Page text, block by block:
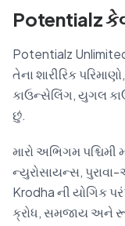
Potentialz
Potentialz
તેના શારીરિક
કાઉન્સેલિંગ, યુગલ
છું.
મારો અભિગમ
ન્યુરોસાયન્સ,
Krodha ની યોગિક
ક્રોધ, સમજાય અને